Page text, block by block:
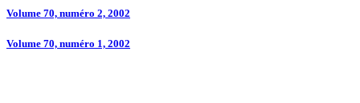
Volume 70, numéro 2, 2002
Volume 70, numéro 1, 2002